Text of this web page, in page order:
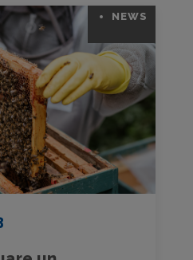
NEWS